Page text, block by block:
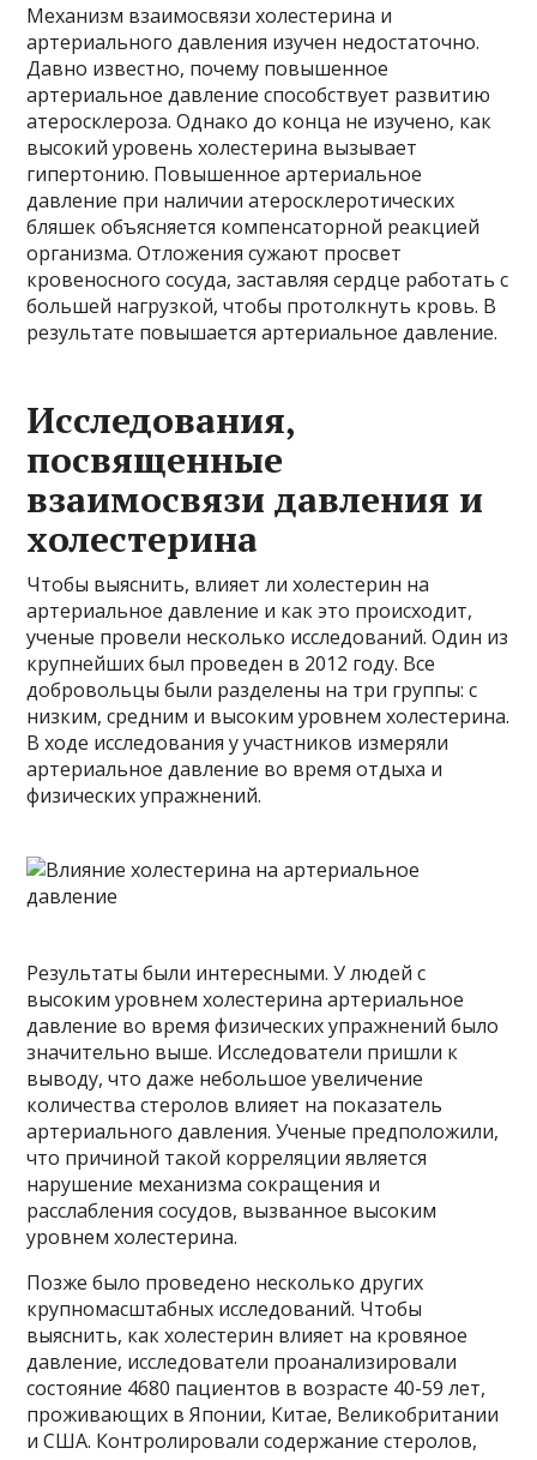
Механизм взаимосвязи холестерина и
артериального давления изучен недостаточно.
Давно известно, почему повышенное
артериальное давление способствует развитию
атеросклероза. Однако до конца не изучено, как
высокий уровень холестерина вызывает
гипертонию. Повышенное артериальное
давление при наличии атеросклеротических
бляшек объясняется компенсаторной реакцией
организма. Отложения сужают просвет
кровеносного сосуда, заставляя сердце работать с
большей нагрузкой, чтобы протолкнуть кровь. В
результате повышается артериальное давление.
Исследования,
посвященные
взаимосвязи давления и
холестерина
Чтобы выяснить, влияет ли холестерин на
артериальное давление и как это происходит,
ученые провели несколько исследований. Один из
крупнейших был проведен в 2012 году. Все
добровольцы были разделены на три группы: с
низким, средним и высоким уровнем холестерина.
В ходе исследования у участников измеряли
артериальное давление во время отдыха и
физических упражнений.
Результаты были интересными. У людей с
высоким уровнем холестерина артериальное
давление во время физических упражнений было
значительно выше. Исследователи пришли к
выводу, что даже небольшое увеличение
количества стеролов влияет на показатель
артериального давления. Ученые предположили,
что причиной такой корреляции является
нарушение механизма сокращения и
расслабления сосудов, вызванное высоким
уровнем холестерина.
Позже было проведено несколько других
крупномасштабных исследований. Чтобы
выяснить, как холестерин влияет на кровяное
давление, исследователи проанализировали
состояние 4680 пациентов в возрасте 40-59 лет,
проживающих в Японии, Китае, Великобритании
и США. Контролировали содержание стеролов,